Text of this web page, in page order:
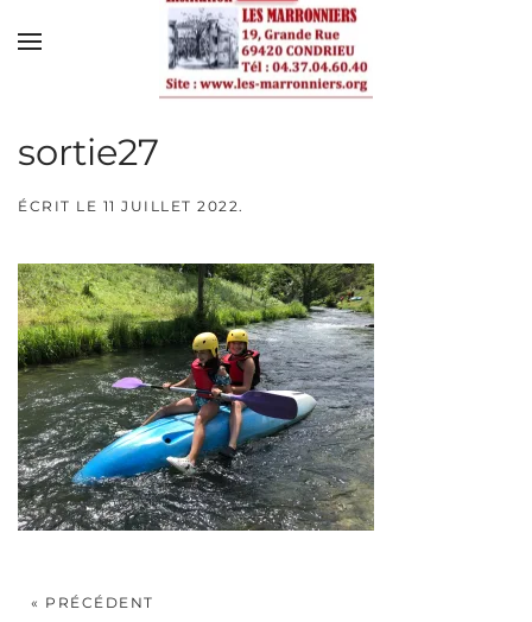
Skip to main content
sortie27
ÉCRIT LE 11 JUILLET 2022.
« PRÉCÉDENT